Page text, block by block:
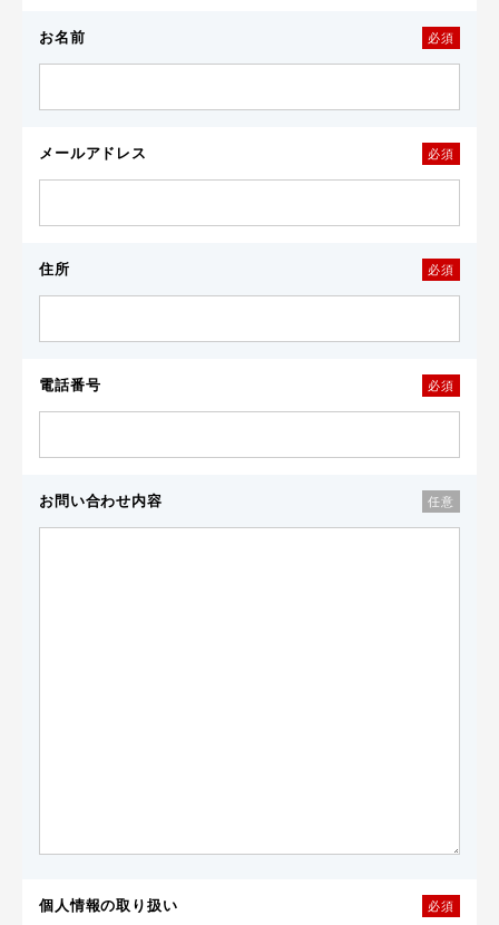
お名前 必須
メールアドレス 必須
住所 必須
電話番号 必須
お問い合わせ内容 任意
個人情報の取り扱い 必須